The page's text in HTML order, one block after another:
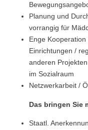
Planung und
vorrangig für
Enge
Einrichtungen /
anderen
im Sozialraum
Netzwerkarbeit /
Das bringen Sie
Staatl.